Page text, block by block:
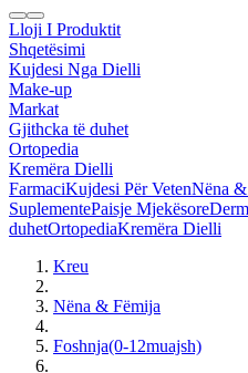
Lloji I Produktit
Shqetësimi
Kujdesi Nga Dielli
Make-up
Markat
Gjithcka të duhet
Ortopedia
Kremëra Dielli
FarmaciKujdesi Për VetenNëna
SuplementePaisje Mjekësore
duhetOrtopediaKremëra Dielli
Kreu
Nëna & Fëmija
Foshnja(0-12muajsh)